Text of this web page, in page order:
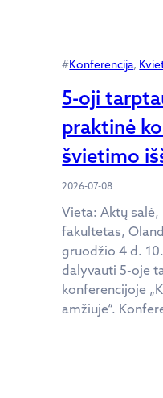
#Konferencija,
5-oji
praktinė
švietimo
2026-07-08
Vieta: Aktų salė,
fakultetas,
gruodžio 4 d.
dalyvauti 5-oje
konferencijoje
amžiuje“.